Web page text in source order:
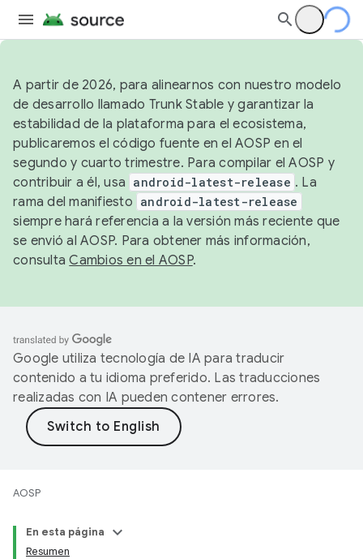
A partir de 2026, para alinearnos con nuestro modelo
de desarrollo llamado Trunk Stable y garantizar la
estabilidad de la plataforma para el ecosistema,
publicaremos el código fuente en el AOSP en el
segundo y cuarto trimestre. Para compilar el AOSP y
contribuir a él, usa android-latest-release . La
rama del manifiesto android-latest-release
siempre hará referencia a la versión más reciente que
se envió al AOSP. Para obtener más información,
consultaCambios en el AOSP.
Google utiliza tecnología de IA para traducir
contenido a tu idioma preferido. Las traducciones
realizadas con IA pueden contener errores.
AOSP
En esta página
Resumen